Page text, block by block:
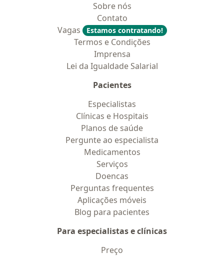
Sobre nós
Contato
Vagas
Estamos contratando!
Termos e Condições
Imprensa
Lei da Igualdade Salarial
Pacientes
Especialistas
Clínicas e Hospitais
Planos de saúde
Pergunte ao especialista
Medicamentos
Serviços
Doencas
Perguntas frequentes
Aplicações móveis
Blog para pacientes
Para especialistas e clínicas
Preço